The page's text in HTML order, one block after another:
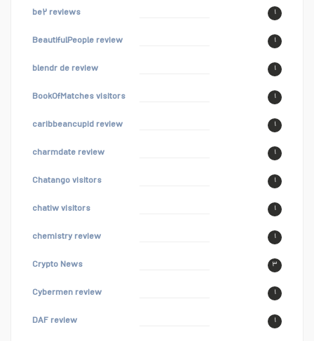
be۲ reviews ۱
BeautifulPeople review ۱
blendr de review ۱
BookOfMatches visitors ۱
caribbeancupid review ۱
charmdate review ۱
Chatango visitors ۱
chatiw visitors ۱
chemistry review ۱
Crypto News ۳
Cybermen review ۱
DAF review ۱